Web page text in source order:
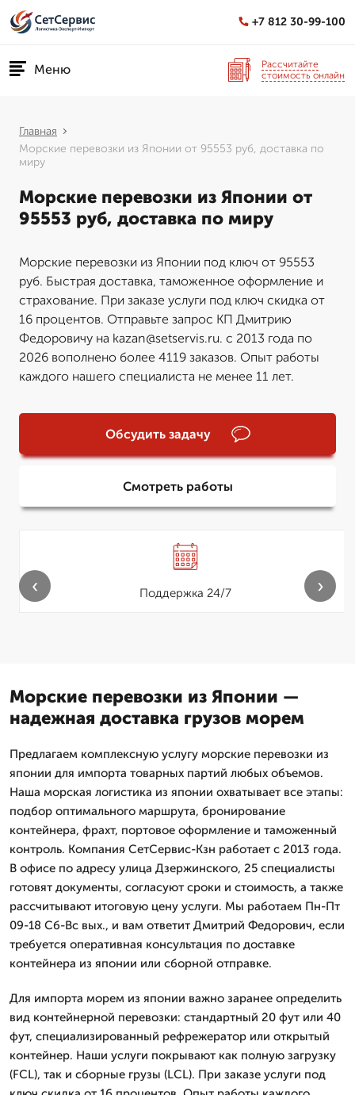
+7 812 30-99-100
Меню
Рассчитайте
стоимость онлайн
Главная
Морские перевозки из Японии от 95553 руб, доставка по
миру
Морские перевозки из Японии от
95553 руб, доставка по миру
Морские перевозки из Японии под ключ от 95553
руб. Быстрая доставка, таможенное оформление и
страхование. При заказе услуги под ключ скидка от
16 процентов. Отправьте запрос КП Дмитрию
Федоровичу на kazan@setservis.ru. с 2013 года по
2026 вополнено более 4119 заказов. Опыт работы
каждого нашего специалиста не менее 11 лет.
Обсудить задачу
Смотреть работы
Поддержка 24/7
‹ ›
Морские перевозки из Японии —
надежная доставка грузов морем
Предлагаем комплексную услугу морские перевозки из
японии для импорта товарных партий любых объемов.
Наша морская логистика из японии охватывает все этапы:
подбор оптимального маршрута, бронирование
контейнера, фрахт, портовое оформление и таможенный
контроль. Компания СетСервис-Кзн работает с 2013 года.
В офисе по адресу улица Дзержинского, 25 специалисты
готовят документы, согласуют сроки и стоимость, а также
рассчитывают итоговую цену услуги. Мы работаем Пн-Пт
09-18 Сб-Вс вых., и вам ответит Дмитpий Федорович, если
требуется оперативная консультация по доставке
контейнера из японии или сборной отправке.
Для импорта морем из японии важно заранее определить
вид контейнерной перевозки: стандартный 20 фут или 40
фут, специализированный рефрежератор или открытый
контейнер. Наши услуги покрывают как полную загрузку
(FCL), так и сборные грузы (LCL). При заказе услуги под